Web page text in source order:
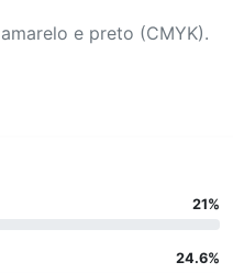
e preto (CMYK).
21%
24.6%